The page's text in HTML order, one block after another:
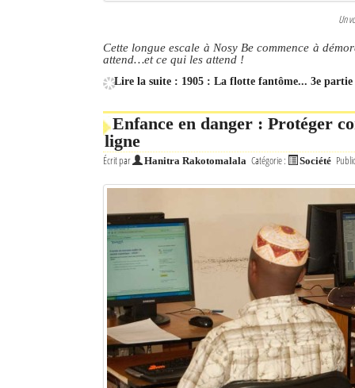
Un
Cette longue escale à Nosy Be commence à
attend…et ce qui les attend !
Lire la suite : 1905 : La flotte fantôme... 3e
Enfance en danger : Protéger
ligne
Écrit par Hanitra Rakotomalala Catégorie : Société